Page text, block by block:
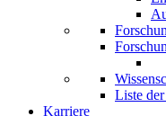
Liste
Karriere